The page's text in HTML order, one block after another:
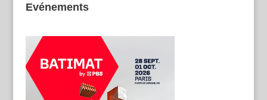
Evénements